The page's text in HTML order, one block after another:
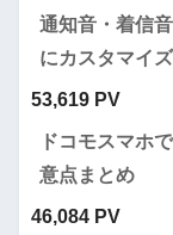
通知音・着信
にカスタマイズ
53,619 PV
ドコモスマホ
意点まとめ
46,084 PV